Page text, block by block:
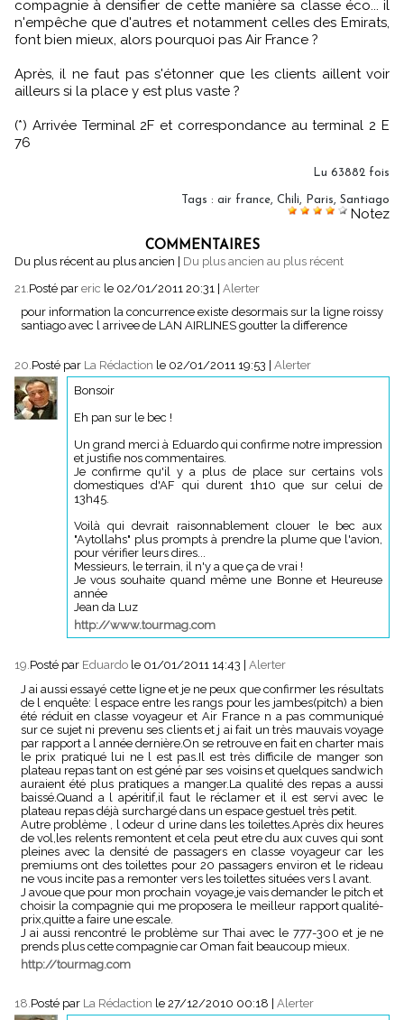
compagnie à densifier de cette manière sa classe éco... il
n'empêche que d'autres et notamment celles des Emirats,
font bien mieux, alors pourquoi pas Air France ?
Après, il ne faut pas s'étonner que les clients aillent voir
ailleurs si la place y est plus vaste ?
(*) Arrivée Terminal 2F et correspondance au terminal 2 E
76
Lu 63882 fois
Tags : air france, Chili, Paris, Santiago
Notez
COMMENTAIRES
Du plus récent au plus ancien | Du plus ancien au plus récent
21. Posté par eric le 02/01/2011 20:31 | Alerter
pour information la concurrence existe desormais sur la ligne roissy
santiago avec l arrivee de LAN AIRLINES goutter la difference
20. Posté par La Rédaction le 02/01/2011 19:53
Alerter
Bonsoir
Eh pan sur le bec !
Un grand merci à Eduardo qui confirme notre impression
et justifie nos commentaires.
Je confirme qu'il y a plus de place sur certains vols
domestiques d'AF qui durent 1h10 que sur celui de
13h45.
Voilà qui devrait raisonnablement clouer le bec aux
"Aytollahs" plus prompts à prendre la plume que l'avion,
pour vérifier leurs dires...
Messieurs, le terrain, il n'y a que ça de vrai !
Je vous souhaite quand même une Bonne et Heureuse
année
Jean da Luz
http://www.tourmag.com
19.Posté par Eduardo le 01/01/2011 14:43
Alerter
J ai aussi essayé cette ligne et je ne peux que confirmer les résultats
de l enquête: l espace entre les rangs pour les jambes(pitch) a bien
été réduit en classe voyageur et Air France n a pas communiqué
sur ce sujet ni prevenu ses clients et j ai fait un très mauvais voyage
par rapport a l année dernière.On se retrouve en fait en charter mais
le prix pratiqué lui ne l est pas.Il est très difficile de manger son
plateau repas tant on est géné par ses voisins et quelques sandwich
auraient été plus pratiques a manger.La qualité des repas a aussi
baissé.Quand a l apéritif,il faut le réclamer et il est servi avec le
plateau repas déjà surchargé dans un espace gestuel très petit.
Autre problème , l odeur d urine dans les toilettes.Après dix heures
de vol,les relents remontent et cela peut etre du aux cuves qui sont
pleines avec la densité de passagers en classe voyageur car les
premiums ont des toilettes pour 20 passagers environ et le rideau
ne vous incite pas a remonter vers les toilettes situées vers l avant.
J avoue que pour mon prochain voyage,je vais demander le pitch et
choisir la compagnie qui me proposera le meilleur rapport qualité-
prix,quitte a faire une escale.
J ai aussi rencontré le problème sur Thai avec le 777-300 et je ne
prends plus cette compagnie car Oman fait beaucoup mieux.
http://tourmag.com
18.Posté par La Rédaction le 27/12/2010 00:18
Alerter